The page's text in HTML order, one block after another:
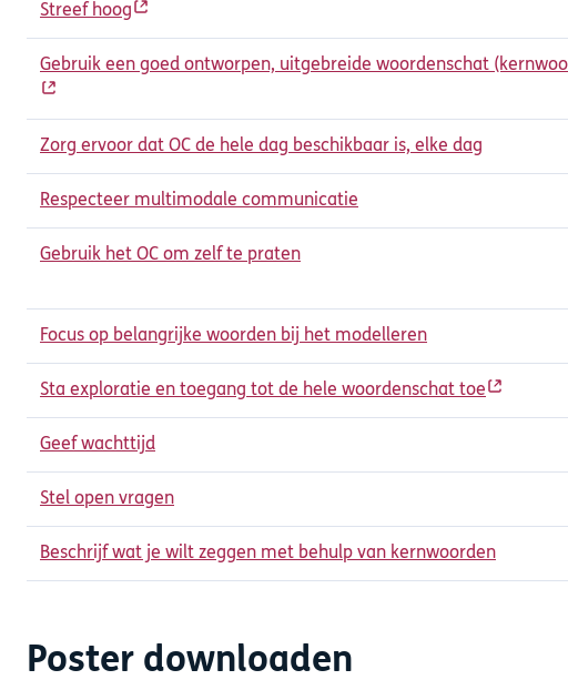
Streef hoog
Gebruik een goed ontworpen, uitgebreide woordenschat
Zorg ervoor dat OC de hele dag beschikbaar is, elke dag
Respecteer multimodale communicatie
Gebruik het OC om zelf te praten
Focus op belangrijke woorden bij het modelleren
Sta exploratie en toegang tot de hele woordenschat toe
Geef wachttijd
Stel open vragen
Beschrijf wat je wilt zeggen met behulp van kernwoorden
Poster downloaden